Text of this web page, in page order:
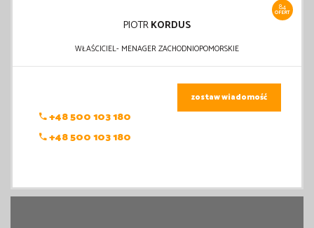
84
OFERT
PIOTRKORDUS
WŁAŚCICIEL- MENAGER ZACHODNIOPOMORSKIE
+48 500 103 180
+48 500 103 180
zostaw wiadomość